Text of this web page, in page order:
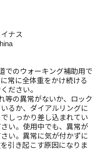
ナス
でのウォーキング補助用で
常に全体重をかけ続ける
ださい。
等の異常がないか、ロック
るか、ダイアルリングに
しっかり差し込まれてい
い。使用中でも、異常が
い。異常に気が付かずに
引き起こす原因になりま